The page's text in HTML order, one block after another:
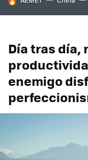
Día tras día,
enemigo